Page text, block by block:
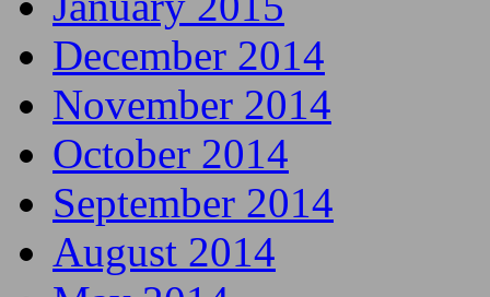
December 2014
November 2014
October 2014
September 2014
August 2014